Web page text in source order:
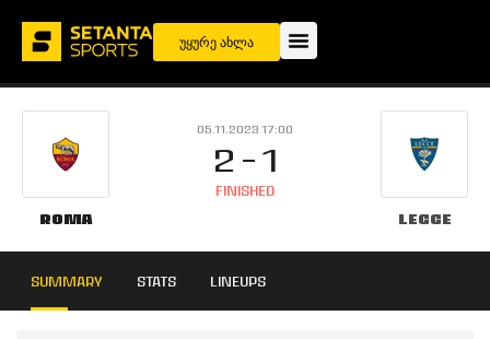
უყურე ახლა
Roma
05.11.2023 17:00
2 - 1
FINISHED
Lecce
SUMMARY STATS LINEUPS